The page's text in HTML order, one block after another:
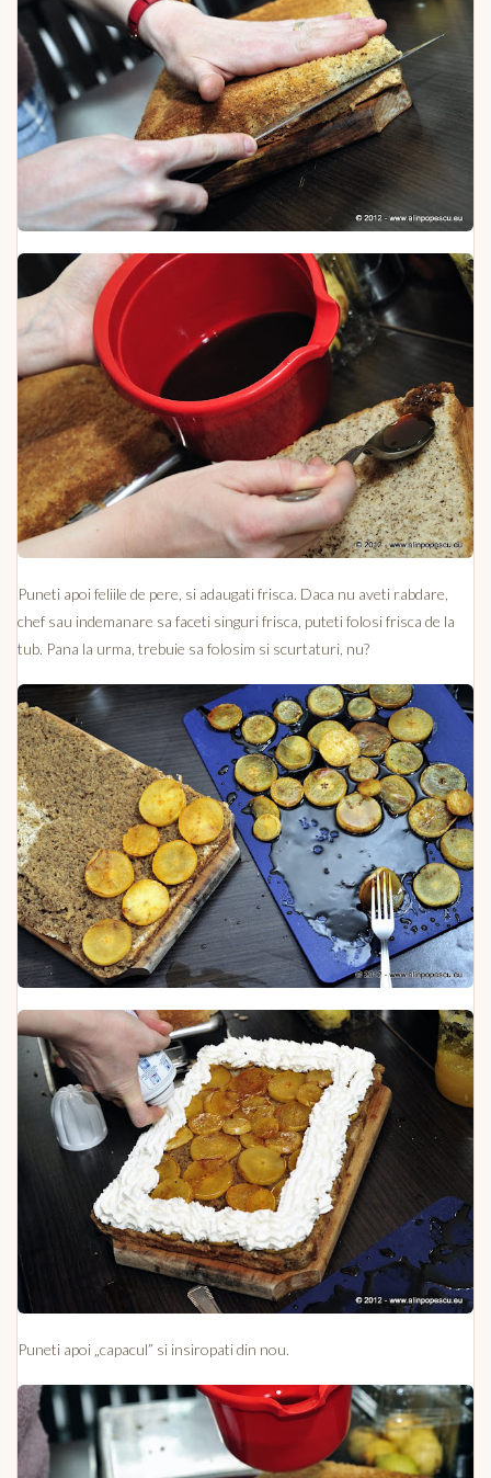
Puneti apoi feliile de pere, si adaugati frisca. Daca nu aveti rabdare,
chef sau indemanare sa faceti singuri frisca, puteti folosi frisca de la
tub. Pana la urma, trebuie sa folosim si scurtaturi, nu?
Puneti apoi „capacul” si insiropati din nou.